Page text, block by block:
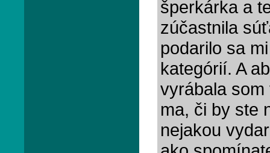
šperkárka a
zúčastnila
podarilo sa
kategórií. A
vyrábala
ma, či by ste
nejakou